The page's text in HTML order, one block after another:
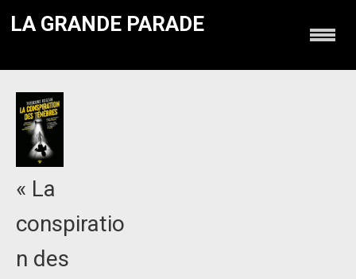
LA GRANDE PARADE
« La
conspiratio
n des